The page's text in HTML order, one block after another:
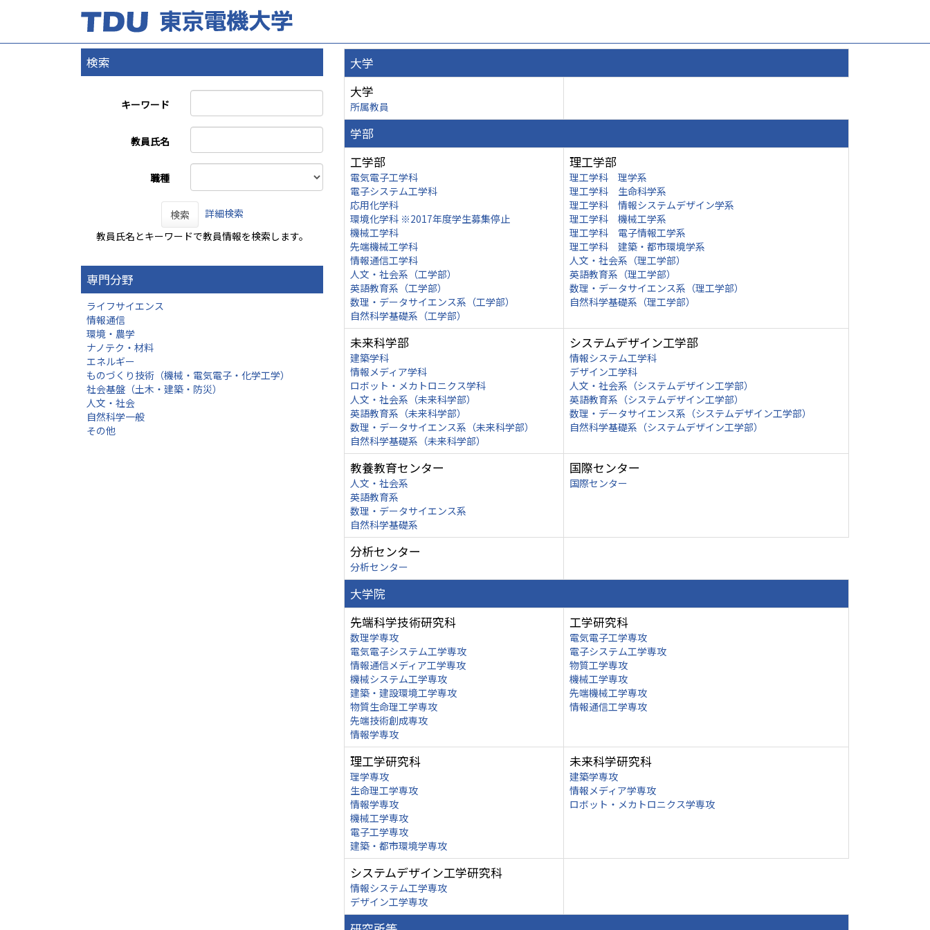
検索
キーワード
教員氏名
職種
検索
詳細検索
教員氏名とキーワードで教員情報を検索します。
専門分野
ライフサイエンス
情報通信
環境・農学
ナノテク・材料
エネルギー
ものづくり技術（機械・電気電子・化学工学）
社会基盤（土木・建築・防災）
人文・社会
自然科学一般
その他
大学
大学
所属教員
学部
工学部
電気電子工学科
電子システム工学科
応用化学科
環境化学科 ※2017年度学生募集停止
機械工学科
先端機械工学科
情報通信工学科
人文・社会系（工学部）
英語教育系（工学部）
数理・データサイエンス系（工学部）
自然科学基礎系（工学部）
理工学部
理工学科 理学系
理工学科 生命科学系
理工学科 情報システムデザイン学系
理工学科 機械工学系
理工学科 電子情報工学系
理工学科 建築・都市環境学系
人文・社会系（理工学部）
英語教育系（理工学部）
数理・データサイエンス系（理工学部）
自然科学基礎系（理工学部）
未来科学部
建築学科
情報メディア学科
ロボット・メカトロニクス学科
人文・社会系（未来科学部）
英語教育系（未来科学部）
数理・データサイエンス系（未来科学部）
自然科学基礎系（未来科学部）
システムデザイン工学部
情報システム工学科
デザイン工学科
人文・社会系（システムデザイン工学部）
英語教育系（システムデザイン工学部）
数理・データサイエンス系（システムデザイン工学部）
自然科学基礎系（システムデザイン工学部）
教養教育センター
人文・社会系
英語教育系
数理・データサイエンス系
自然科学基礎系
国際センター
国際センター
分析センター
分析センター
大学院
先端科学技術研究科
数理学専攻
電気電子システム工学専攻
情報通信メディア工学専攻
機械システム工学専攻
建築・建設環境工学専攻
物質生命理工学専攻
先端技術創成専攻
情報学専攻
工学研究科
電気電子工学専攻
電子システム工学専攻
物質工学専攻
機械工学専攻
先端機械工学専攻
情報通信工学専攻
理工学研究科
理学専攻
生命理工学専攻
情報学専攻
機械工学専攻
電子工学専攻
建築・都市環境学専攻
未来科学研究科
建築学専攻
情報メディア学専攻
ロボット・メカトロニクス学専攻
システムデザイン工学研究科
情報システム工学専攻
デザイン工学専攻